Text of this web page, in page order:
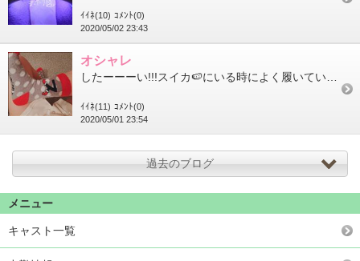
ｲｲﾈ(10) ｺﾒﾝﾄ(0)
2020/05/02 23:43
オシャレ
ｲｲﾈ(11) ｺﾒﾝﾄ(0)
2020/05/01 23:54
過去のブログ
メニュー
キャスト一覧